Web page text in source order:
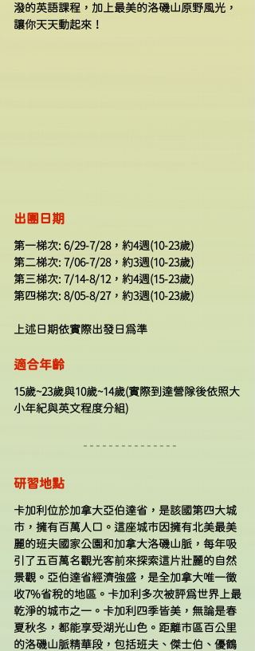
潑的英語課程，加上最美的洛磯山原野風光，
讓你天天動起來！
出團日期
第一梯次: 6/29-7/28，約4週(10-23歲)
第二梯次: 7/06-7/28，約3週(10-23歲)
第三梯次: 7/14-8/12，約4週(15-23歲)
第四梯次: 8/05-8/27，約3週(10-23歲)
上述日期依實際出發日為準
適合年齡
15歲~23歲與​10歲~14歲(實際到達營隊後依照大
小年紀與英文程度分組)
研習地點
卡加利位於加拿大亞伯達省，是該國第四大城
市，擁有百萬人口。這座城市因擁有北美最美
麗的班夫國家公園和加拿大洛磯山脈，每年吸
引了五百萬名觀光客前來探索這片壯麗的自然
景觀。亞伯達省經濟強盛，是全加拿大唯一徵
收7%省稅的地區。卡加利多次被評為世界上最
乾淨的城市之一。卡加利四季皆美，無論是春
夏秋冬，都能享受湖光山色。距離市區百公里
的洛磯山脈精華段，包括班夫、傑士伯、優鶴